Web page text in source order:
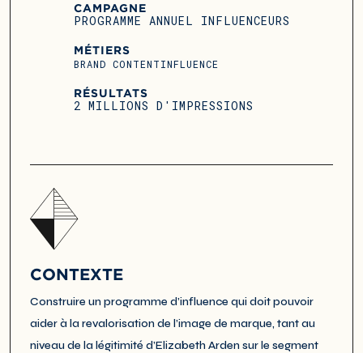
CAMPAGNE
PROGRAMME ANNUEL INFLUENCEURS
MÉTIERS
BRAND CONTENTINFLUENCE
RÉSULTATS
2 MILLIONS D'IMPRESSIONS
CONTEXTE
Construire un programme d’influence qui doit pouvoir
aider à la revalorisation de l’image de marque, tant au
niveau de la légitimité d’Elizabeth Arden sur le segment